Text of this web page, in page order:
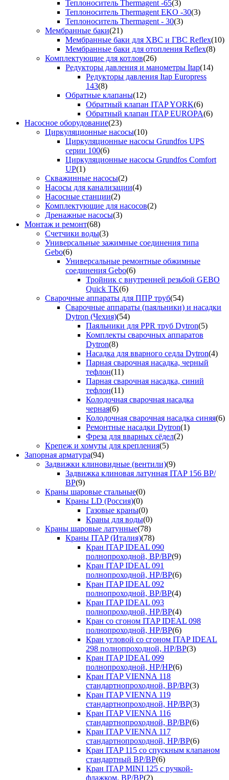
Теплоноситель Thermagent -65(3)
Теплоноситель Thermagent EKO -30(3)
Теплоноситель Thermagent - 30(3)
Мембранные баки(21)
Мембранные баки для ХВС и ГВС Reflex(10)
Мембранные баки для отопления Reflex(8)
Комплектующие для котлов(26)
Редукторы давления и манометры Itap(14)
Редукторы давления Itap Europress
143(8)
Обратные клапаны(12)
Обратный клапан ITAP YORK(6)
Обратный клапан ITAP EUROPA(6)
Насосное оборудование(23)
Циркуляционные насосы(10)
Циркуляционные насосы Grundfos UPS
серии 100(6)
Циркуляционные насосы Grundfos Comfort
UP(1)
Скважинные насосы(2)
Насосы для канализации(4)
Насосные станции(2)
Комплектующие для насосов(2)
Дренажные насосы(3)
Монтаж и ремонт(68)
Счетчики воды(3)
Универсальные зажимные соединения типа
Gebo(6)
Универсальные ремонтные обжимные
соединения Gebo(6)
Тройник с внутренней резьбой GEBO
Quick TK(6)
Сварочные аппараты для ППР труб(54)
Сварочные аппараты (паяльники) и насадки
Dytron (Чехия)(54)
Паяльники для PPR труб Dytron(5)
Комплекты сварочных аппаратов
Dytron(8)
Насадка для вварного седла Dytron(4)
Парная сварочная насадка, черный
тефлон(11)
Парная сварочная насадка, синий
тефлон(11)
Колодочная сварочная насадка
черная(6)
Колодочная сварочная насадка синяя(6)
Ремонтные насадки Dytron(1)
Фреза для вварных сёдел(2)
Крепеж и хомуты для крепления(5)
Запорная арматура(94)
Задвижки клиновидные (вентили)(9)
Задвижка клиновая латунная ITAP 156 ВР/
ВР(9)
Краны шаровые стальные(0)
Краны LD (Россия)(0)
Газовые краны(0)
Краны для воды(0)
Краны шаровые латунные(78)
Краны ITAP (Италия)(78)
Кран ITAP IDEAL 090
полнопроходной, ВР/ВР(9)
Кран ITAP IDEAL 091
полнопроходной, НР/ВР(6)
Кран ITAP IDEAL 092
полнопроходной, ВР/ВР(4)
Кран ITAP IDEAL 093
полнопроходной, НР/ВР(4)
Кран со сгоном ITAP IDEAL 098
полнопроходной, НР/ВР(6)
Кран угловой со сгоном ITAP IDEAL
298 полнопроходной, НР/ВР(3)
Кран ITAP IDEAL 099
полнопроходной, НР/НР(6)
Кран ITAP VIENNA 118
стандартнопроходной, ВР/ВР(3)
Кран ITAP VIENNA 119
стандартнопроходной, НР/ВР(3)
Кран ITAP VIENNA 116
стандартнопроходной, ВР/ВР(6)
Кран ITAP VIENNA 117
стандартнопроходной, НР/ВР(6)
Кран ITAP 115 со спускным клапаном
стандартный ВР/ВР(6)
Кран ITAP MINI 125 с ручкой-
флажком, ВР/ВР(2)